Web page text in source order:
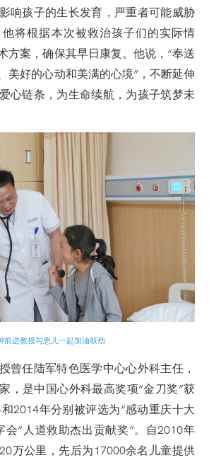
响孩子的生长发育，严重者可能威胁
将根据本次被救治孩子们的实际情
方案，确保其早日康复。他说，“奉送
美好的心动和美满的心境”，不断延伸
心链条，为生命续航，为孩子筑梦未
前进教授与患儿一起加油鼓劲
曾任陆军特色医学中心心外科主任，
，是中国心外科最高奖项“金刀奖”获
2014年分别被评选为“感动重庆十大
会“人道救助杰出贡献奖”。自2010年
万公里，先后为17000余名儿童提供